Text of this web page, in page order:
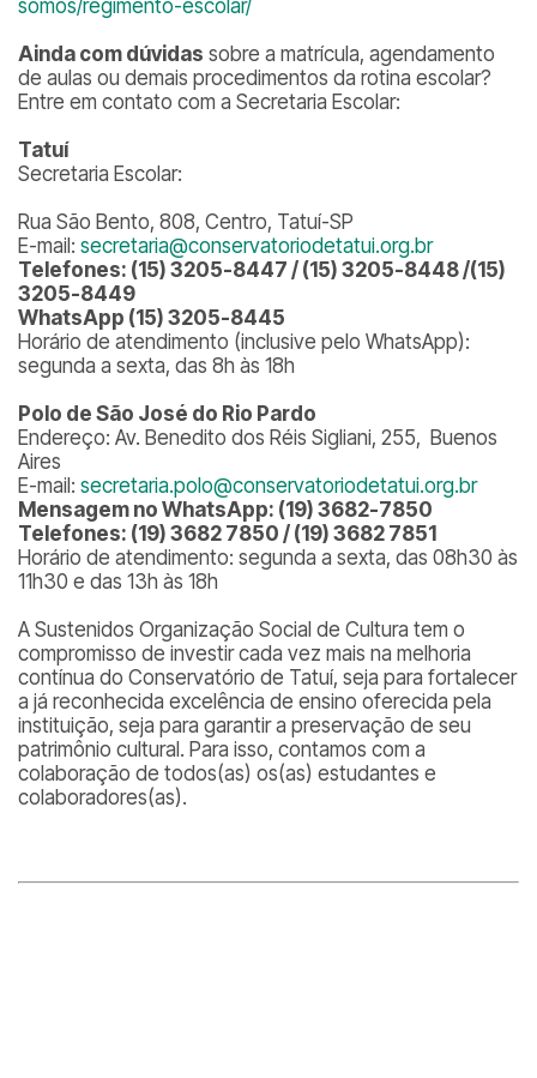
somos/regimento-escolar/
Ainda com dúvidas sobre a matrícula, agendamento
de aulas ou demais procedimentos da rotina escolar?
Entre em contato com a Secretaria Escolar:
Tatuí
Secretaria Escolar:
Rua São Bento, 808, Centro, Tatuí-SP
E-mail: secretaria@conservatoriodetatui.org.br
Telefones: (15) 3205-8447 / (15) 3205-8448 /(15)
3205-8449
WhatsApp (15) 3205-8445
Horário de atendimento (inclusive pelo WhatsApp):
segunda a sexta, das 8h às 18h
Polo de São José do Rio Pardo
Endereço: Av. Benedito dos Réis Sigliani, 255, Buenos
Aires
E-mail: secretaria.polo@conservatoriodetatui.org.br
Mensagem no WhatsApp: (19) 3682-7850
Telefones: (19) 3682 7850 / (19) 3682 7851
Horário de atendimento: segunda a sexta, das 08h30 às
11h30 e das 13h às 18h
A Sustenidos Organização Social de Cultura tem o
compromisso de investir cada vez mais na melhoria
contínua do Conservatório de Tatuí, seja para fortalecer
a já reconhecida excelência de ensino oferecida pela
instituição, seja para garantir a preservação de seu
patrimônio cultural. Para isso, contamos com a
colaboração de todos(as) os(as) estudantes e
colaboradores(as).